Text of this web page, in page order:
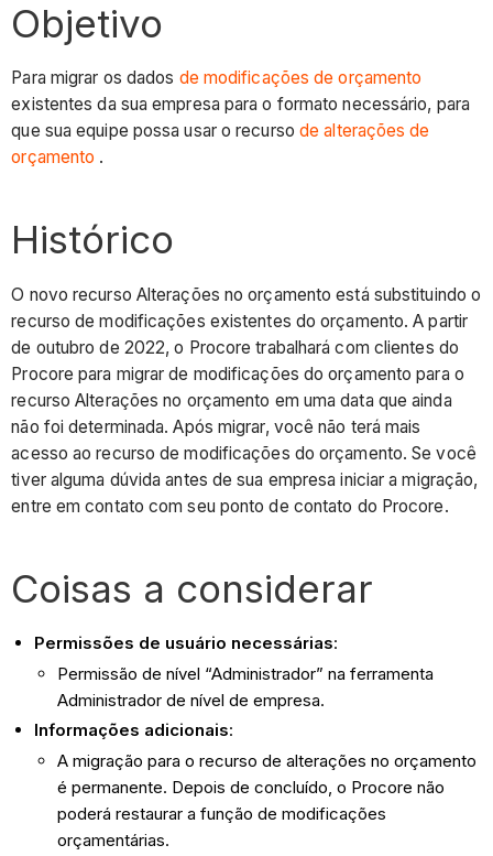
Objetivo
Para migrar os dados de modificações de orçamento
existentes da sua empresa para o formato necessário, para
que sua equipe possa usar o recurso de alterações de
orçamento .
Histórico
O novo recurso Alterações no orçamento está substituindo o
recurso de modificações existentes do orçamento. A partir
de outubro de 2022, o Procore trabalhará com clientes do
Procore para migrar de modificações do orçamento para o
recurso Alterações no orçamento em uma data que ainda
não foi determinada. Após migrar, você não terá mais
acesso ao recurso de modificações do orçamento. Se você
tiver alguma dúvida antes de sua empresa iniciar a migração,
entre em contato com seu ponto de contato do Procore.
Coisas a considerar
Permissões de usuário necessárias:
Permissão de nível “Administrador” na ferramenta
Administrador de nível de empresa.
Informações adicionais:
A migração para o recurso de alterações no orçamento
é permanente. Depois de concluído, o Procore não
poderá restaurar a função de modificações
orçamentárias.